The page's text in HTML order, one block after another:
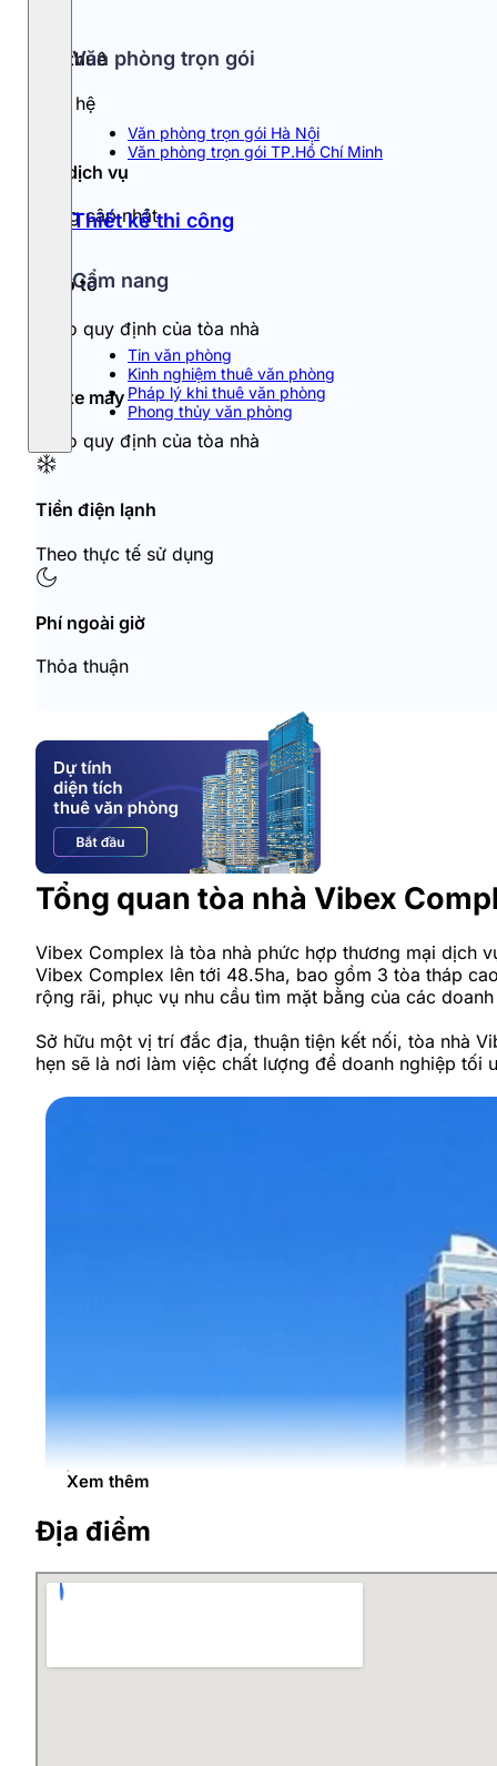
Văn phòng trọn gói
Văn phòng trọn gói Hà Nội
Văn phòng trọn gói TP.Hồ Chí Minh
Thiết kế thi công
Cẩm nang
Tin văn phòng
Kinh nghiệm thuê văn phòng
Pháp lý khi thuê văn phòng
Phong thủy văn phòng
Giá thuê
Liên hệ
Phí dịch vụ
Đang cập nhật
Đỗ ô tô
Theo quy định của tòa nhà
Đỗ xe máy
Theo quy định của tòa nhà
Tiền điện lạnh
Theo thực tế sử dụng
Phí ngoài giờ
Thỏa thuận
Tổng quan tòa nhà Vibex
Vibex Complex là tòa nhà phức hợp thương mại dịch
Vibex Complex lên tới 48.5ha, bao gồm 3 tòa tháp
rộng rãi, phục vụ nhu cầu tìm mặt bằng của các
Sở hữu một vị trí đắc địa, thuận tiện kết nối, tòa nhà
hẹn sẽ là nơi làm việc chất lượng để doanh nghiệp tối
Xem thêm
Địa điểm